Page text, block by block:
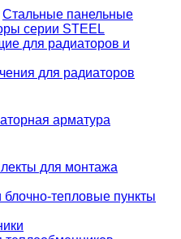
Стальные панельные
серии STEEL
для радиаторов и
для радиаторов
арматура
для монтажа
тепловые пункты